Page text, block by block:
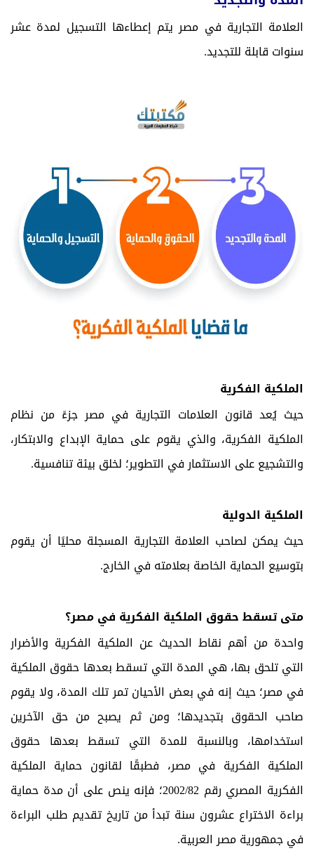
العلامة التجارية في مصر يتم إعطاءها التسجيل لمدة عشر
سنوات قابلة للتجديد.
الملكية الفكرية
حيث يُعد قانون العلامات التجارية في مصر جزءً من نظام
الملكية الفكرية، والذي يقوم على حماية الإبداع والابتكار،
والتشجيع على الاستثمار في التطوير؛ لخلق بيئة تنافسية.
الملكية الدولية
حيث يمكن لصاحب العلامة التجارية المسجلة محليًا أن يقوم
بتوسيع الحماية الخاصة بعلامته في الخارج.
متى تسقط حقوق الملكية الفكرية في مصر؟
واحدة من أهم نقاط الحديث عن الملكية الفكرية والأضرار
التي تلحق بها، هي المدة التي تسقط بعدها حقوق الملكية
في مصر؛ حيث إنه في بعض الأحيان تمر تلك المدة، ولا يقوم
صاحب الحقوق بتجديدها؛ ومن ثم يصبح من حق الآخرين
استخدامها، وبالنسبة للمدة التي تسقط بعدها حقوق
الملكية الفكرية في مصر، فطبقًا لقانون حماية الملكية
الفكرية المصري رقم 2002/82؛ فإنه ينص على أن مدة حماية
براءة الاختراع عشرون سنة تبدأ من تاريخ تقديم طلب البراءة
في جمهورية مصر العربية.